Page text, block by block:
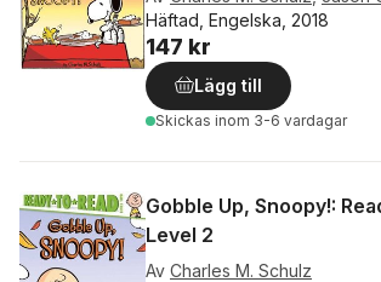
Häftad, Engelska, 2018
147 kr
Lägg till
Skickas inom 3-6 vardagar
Gobble Up, Snoopy!:
Level 2
Av Charles M. Schulz